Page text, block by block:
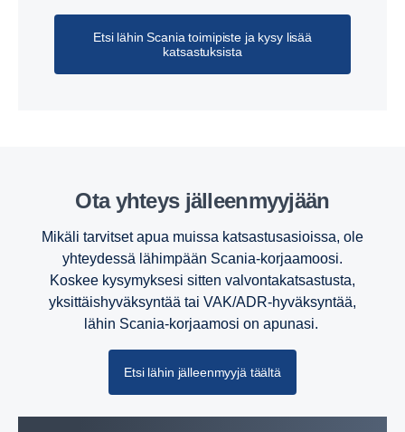
Etsi lähin Scania toimipiste ja kysy lisää
katsastuksista
Ota yhteys jälleen­myy­jään
Mikäli tarvitset apua muissa katsastusasioissa, ole
yhteydessä lähimpään Scania-korjaamoosi.
Koskee kysymyksesi sitten valvontakatsastusta,
yksittäishyväksyntää tai VAK/ADR-hyväksyntää,
lähin Scania-korjaamosi on apunasi.
Etsi lähin jälleenmyyjä täältä